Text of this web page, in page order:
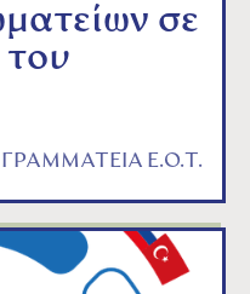
σε
του
ΓΡΑΜΜΑΤΕΙΑ Ε.Ο.Τ.